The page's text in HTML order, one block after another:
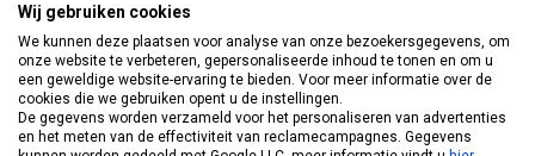
Wij gebruiken cookies
We kunnen deze plaatsen voor analyse van onze bezoekersgegevens, om
onze website te verbeteren, gepersonaliseerde inhoud te tonen en om u
een geweldige website-ervaring te bieden. Voor meer informatie over de
cookies die we gebruiken opent u de instellingen.
De gegevens worden verzameld voor het personaliseren van advertenties
en het meten van de effectiviteit van reclamecampagnes. Gegevens